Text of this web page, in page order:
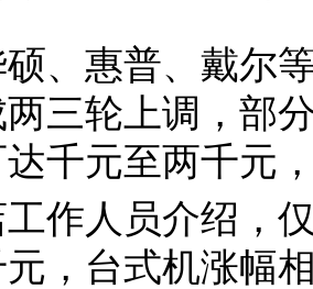
、惠普、戴尔
两三轮上调，部
千元至两千元
作人员介绍，
，台式机涨幅